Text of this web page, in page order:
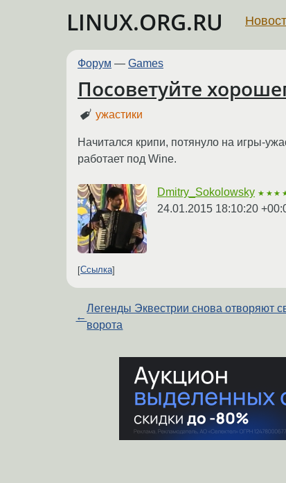
LINUX.ORG.RU
Форум — Games
Посоветуйте
ужастики
Начитался крипи, потянуло на игры-
работает под Wine.
Dmitry_Sokolowsky
24.01.2015 18:10:20
Ссылка
←
Легенды Эквестрии снова отворяют
ворота